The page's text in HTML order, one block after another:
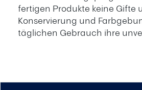
fertigen Produkte keine Gifte
Konservierung und
täglichen Gebrauch ihre